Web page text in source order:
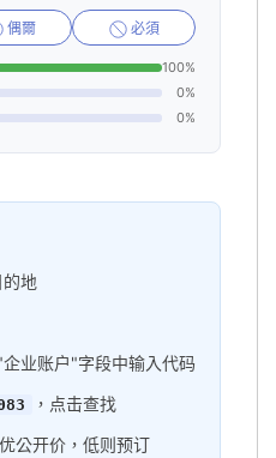
偶爾 必須
100%
0%
0%
的地
业账户"字段中输入代码
，点击查找
公开价，低则预订